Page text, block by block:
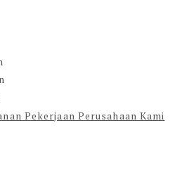
Pekerjaan Perusahaan Kami